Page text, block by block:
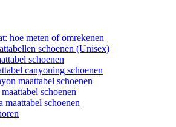
hoe meten of omrekenen
schoenen (Unisex)
schoenen
canyoning schoenen
maattabel schoenen
schoenen
maattabel schoenen